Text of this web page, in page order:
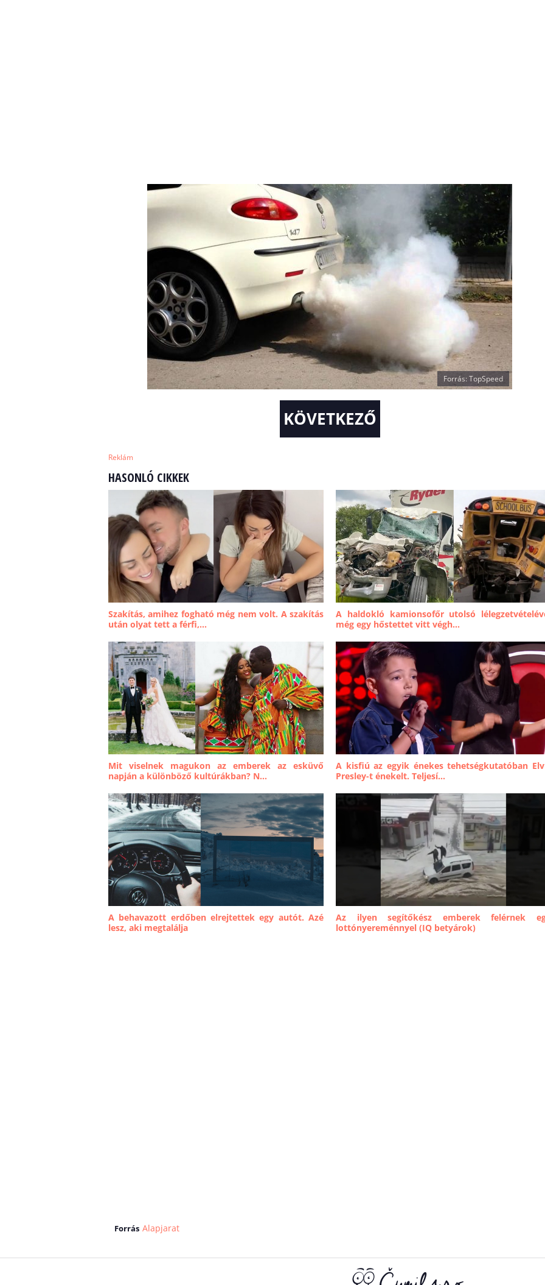
Forrás: TopSpeed
KÖVETKEZŐ
Reklám
HASONLÓ CIKKEK
Szakítás, amihez fogható még nem volt. A szakítás
után olyat tett a férfi,...
A haldokló kamionsofőr utolsó
még egy hőstettet vitt végh...
Mit viselnek magukon az emberek az esküvő
napján a különböző kultúrákban? N...
A kisfiú az egyik énekes tehetségkutatóban
Presley-t énekelt. Teljesí...
A behavazott erdőben elrejtettek egy autót. Azé
lesz, aki megtalálja
Az ilyen segítőkész emberek felérnek
lottónyereménnyel (IQ betyárok)
Forrás Alapjarat